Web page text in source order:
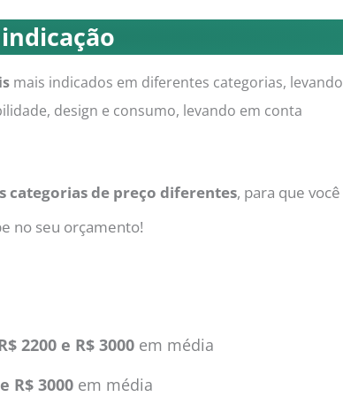
mais indicados em diferentes categorias, levando
design e consumo, levando em conta
categorias de preço diferentes, para que você
no seu orçamento!
2200 e R$ 3000 em média
R$ 3000 em média